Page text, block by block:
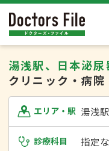
湯浅駅、日本泌
クリニック・病院
エリア・駅 湯浅駅
診療科目 指定